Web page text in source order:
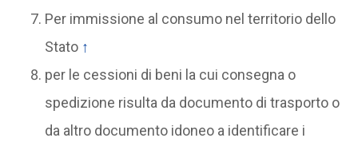
Per immissione al consumo nel territorio dello
Stato ↑
per le cessioni di beni la cui consegna o
spedizione risulta da documento di trasporto o
da altro documento idoneo a identificare i